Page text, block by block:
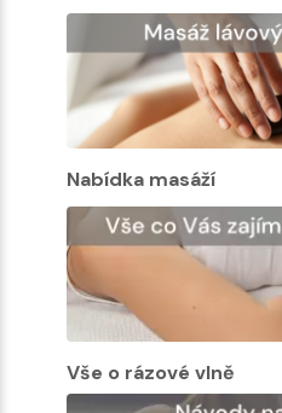
Nabídka masáží
Vše o rázové vlně